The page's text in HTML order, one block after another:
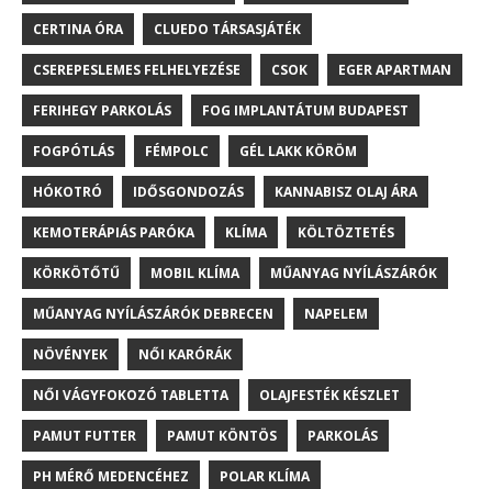
CERTINA ÓRA CLUEDO TÁRSASJÁTÉK
CSEREPESLEMES FELHELYEZÉSE CSOK EGER APARTMAN
FERIHEGY PARKOLÁS FOG IMPLANTÁTUM BUDAPEST
FOGPÓTLÁS FÉMPOLC GÉL LAKK KÖRÖM
HÓKOTRÓ IDŐSGONDOZÁS KANNABISZ OLAJ ÁRA
KEMOTERÁPIÁS PARÓKA KLÍMA KÖLTÖZTETÉS
KÖRKÖTŐTŰ MOBIL KLÍMA MŰANYAG NYÍLÁSZÁRÓK
MŰANYAG NYÍLÁSZÁRÓK DEBRECEN NAPELEM
NÖVÉNYEK NŐI KARÓRÁK
NŐI VÁGYFOKOZÓ TABLETTA OLAJFESTÉK KÉSZLET
PAMUT FUTTER PAMUT KÖNTÖS PARKOLÁS
PH MÉRŐ MEDENCÉHEZ POLAR KLÍMA